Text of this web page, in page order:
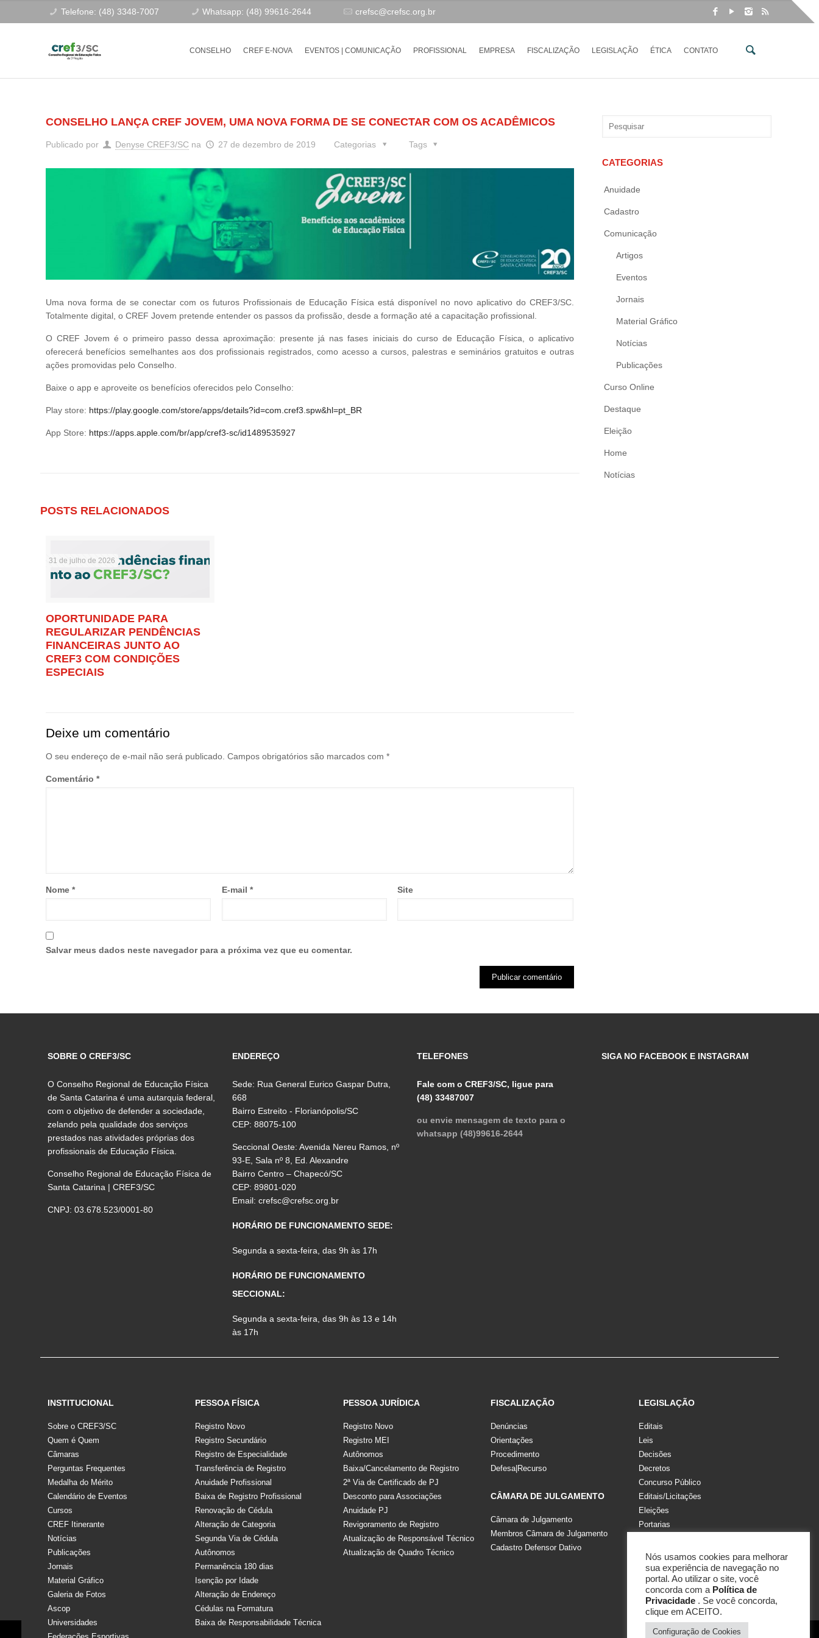
Telefone: (48) 3348-7007 Whatsapp: (48) 99616-2644 crefsc@crefsc.org.br
CONSELHO CREF E-NOVA EVENTOS | COMUNICAÇÃO PROFISSIONAL EMPRESA FISCALIZAÇÃO LEGISLAÇÃO ÉTICA CONTATO
CONSELHO LANÇA CREF JOVEM, UMA NOVA FORMA DE SE CONECTAR COM OS ACADÊMICOS
Publicado por Denyse CREF3/SC na 27 de dezembro de 2019 Categorias Tags
Uma nova forma de se conectar com os futuros Profissionais de Educação Física está disponível no novo aplicativo do CREF3/SC.
Totalmente digital, o CREF Jovem pretende entender os passos da profissão, desde a formação até a capacitação profissional.
O CREF Jovem é o primeiro passo dessa aproximação: presente já nas fases iniciais do curso de Educação Física, o aplicativo
oferecerá benefícios semelhantes aos dos profissionais registrados, como acesso a cursos, palestras e seminários gratuitos e outras
ações promovidas pelo Conselho.
Baixe o app e aproveite os benefícios oferecidos pelo Conselho:
Play store: https://play.google.com/store/apps/details?id=com.cref3.spw&hl=pt_BR
App Store: https://apps.apple.com/br/app/cref3-sc/id1489535927
POSTS RELACIONADOS
31 de julho de 2026
OPORTUNIDADE PARA
REGULARIZAR PENDÊNCIAS
FINANCEIRAS JUNTO AO
CREF3 COM CONDIÇÕES
ESPECIAIS
Deixe um comentário
O seu endereço de e-mail não será publicado. Campos obrigatórios são marcados com *
Comentário *
Nome * E-mail * Site
Salvar meus dados neste navegador para a próxima vez que eu comentar.
CATEGORIAS
Anuidade
Cadastro
Comunicação
Artigos
Eventos
Jornais
Material Gráfico
Notícias
Publicações
Curso Online
Destaque
Eleição
Home
Notícias
SOBRE O CREF3/SC
O Conselho Regional de Educação Física
de Santa Catarina é uma autarquia federal,
com o objetivo de defender a sociedade,
zelando pela qualidade dos serviços
prestados nas atividades próprias dos
profissionais de Educação Física.
Conselho Regional de Educação Física de
Santa Catarina | CREF3/SC
CNPJ: 03.678.523/0001-80
ENDEREÇO
Sede: Rua General Eurico Gaspar Dutra,
668
Bairro Estreito - Florianópolis/SC
CEP: 88075-100
Seccional Oeste: Avenida Nereu Ramos, nº
93-E, Sala nº 8, Ed. Alexandre
Bairro Centro – Chapecó/SC
CEP: 89801-020
Email:crefsc@crefsc.org.br
HORÁRIO DE FUNCIONAMENTO SEDE:
Segunda a sexta-feira, das 9h às 17h
HORÁRIO DE FUNCIONAMENTO
SECCIONAL:
Segunda a sexta-feira, das 9h às 13 e 14h
às 17h
TELEFONES
Fale com o CREF3/SC, ligue para
(48) 33487007
ou envie mensagem de texto para o
whatsapp (48)99616-2644
SIGA NO FACEBOOK E INSTAGRAM
INSTITUCIONAL
Sobre o CREF3/SC
Quem é Quem
Câmaras
Perguntas Frequentes
Medalha do Mérito
Calendário de Eventos
Cursos
CREF Itinerante
Notícias
Publicações
Jornais
Material Gráfico
Galeria de Fotos
Ascop
Universidades
PESSOA FÍSICA
Registro Novo
Registro Secundário
Registro de Especialidade
Transferência de Registro
Anuidade Profissional
Baixa de Registro Profissional
Renovação de Cédula
Alteração de Categoria
Segunda Via de Cédula
Autônomos
Permanência 180 dias
Isenção por Idade
Alteração de Endereço
Cédulas na Formatura
Baixa de Responsabilidade Técnica
PESSOA JURÍDICA
Registro Novo
Registro MEI
Autônomos
Baixa/Cancelamento de Registro
2ª Via de Certificado de PJ
Desconto para Associações
Anuidade PJ
Revigoramento de Registro
Atualização de Responsável Técnico
Atualização de Quadro Técnico
FISCALIZAÇÃO
Denúncias
Orientações
Procedimento
Defesa|Recurso
CÂMARA DE JULGAMENTO
Câmara de Julgamento
Membros Câmara de Julgamento
Cadastro Defensor Dativo
LEGISLAÇÃO
Editais
Leis
Decisões
Decretos
Concurso Público
Editais/Licitações
Eleições
Portarias
Resoluções
Nós usamos cookies para melhorar
sua experiência de navegação no
portal. Ao utilizar o site, você
concorda com a Política de
Privacidade . Se você concorda,
clique em ACEITO.
Configuração de Cookies